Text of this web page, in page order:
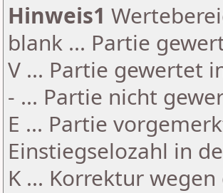
Hinweis1
blank ... Partie
V ... Partie gewertet
- ... Partie nicht
E ... Partie
Einstiegselozahl in
K ... Korrektur